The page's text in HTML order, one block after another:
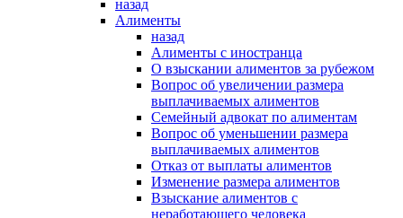
назад
Алименты
назад
Алименты с иностранца
О взыскании алиментов за рубежом
Вопрос об увеличении размера
выплачиваемых алиментов
Семейный адвокат по алиментам
Вопрос об уменьшении размера
выплачиваемых алиментов
Отказ от выплаты алиментов
Изменение размера алиментов
Взыскание алиментов с
неработающего человека